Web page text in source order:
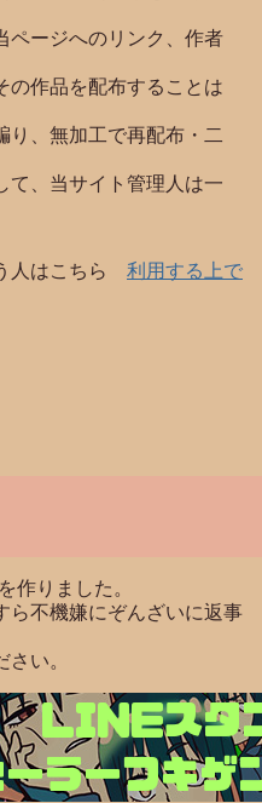
ページへのリンク、作者
の作品を配布することは
り、無加工で再配布・二
て、当サイト管理人は一
人はこちら 利用する上で
作りました。
ら不機嫌にぞんざいに返事
い。
LINEスタ
ーラーフキゲ